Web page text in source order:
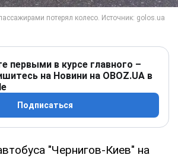
первыми в курсе главного –
на Новини на OBOZ.UA в
Подписаться
"Чернигов-Киев" на